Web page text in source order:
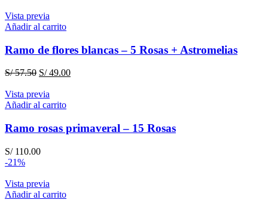
era:
S/ 69.00.
Vista previa
Añadir al carrito
Ramo de flores blancas – 5 Rosas + Astromelias
S/57.50 El
original
era:
S/49.00El
Vista previa
Añadir al carrito
Ramo rosas primaveral – 15 Rosas
S/110.00
-21%
Vista previa
Añadir al carrito